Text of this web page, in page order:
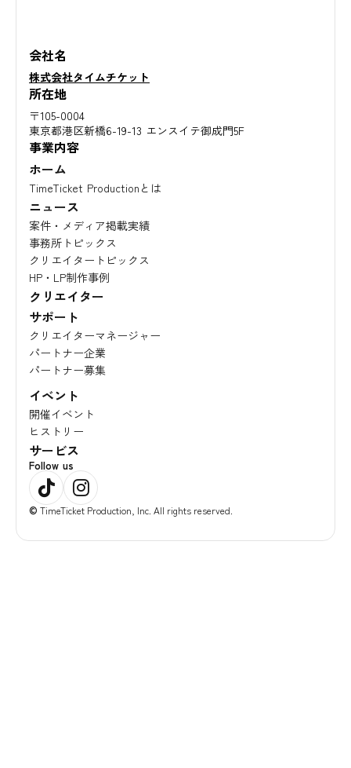
会社名
株式会社タイムチケット
所在地
〒105-0004
東京都港区新橋6-19-13 エンスイテ御成門5F
事業内容
ホーム
TimeTicket Productionとは
ニュース
案件・メディア掲載実績
事務所トピックス
クリエイタートピックス
HP・LP制作事例
クリエイター
サポート
クリエイターマネージャー
パートナー企業
パートナー募集
イベント
開催イベント
ヒストリー
サービス
© TimeTicket Production, Inc. All rights reserved.
Follow us